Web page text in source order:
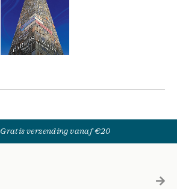
Gratis verzending vanaf €20